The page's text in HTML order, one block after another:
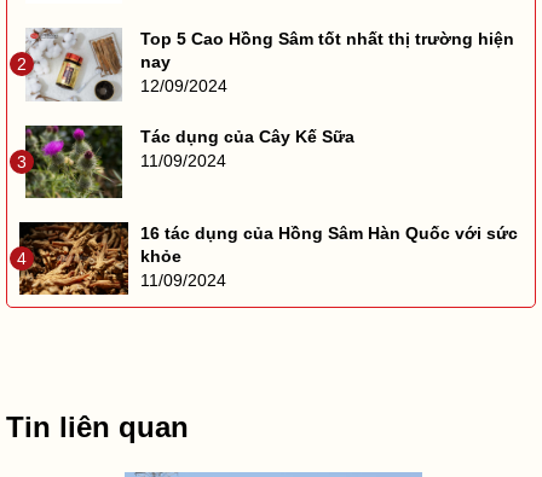
2
Top 5 Cao Hồng Sâm tốt nhất thị trường hiện
nay
12/09/2024
3
Tác dụng của Cây Kế Sữa
11/09/2024
4
16 tác dụng của Hồng Sâm Hàn Quốc với sức
khỏe
11/09/2024
Tin liên quan